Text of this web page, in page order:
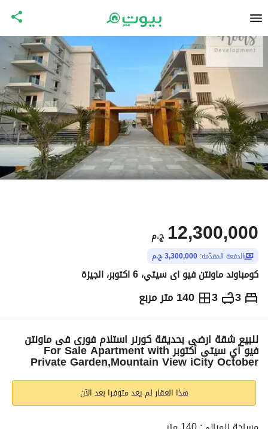
ج.م 12,300,000
الدفعة المقدّمة: 3,300,000 ج.م
كومباوند ماونتن فيو اى سيتي، 6 اكتوبر، الجيزة
3
3 140 متر مربع ج.م12,300,000
التفاصيل الاتجاهات والمؤشرات رهن عقاري
للبيع شقة ارضى بحديقة كورنر استلام فورى فى ماونتن
فيو أي سيتى أكتوبر For Sale Apartment with
Private Garden,Mountain View iCity October
هذا العقار لم يعد متوفرا بعد الآن